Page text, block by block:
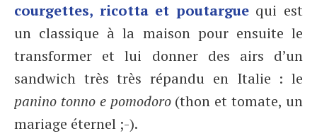
courgettes, ricotta et poutarguequi est
un classique à la maison pour ensuite le
transformer et lui donner des airs d’un
sandwich très très répandu en Italie : le
panino tonno e pomodoro(thon et tomate, un
mariage éternel ;-).